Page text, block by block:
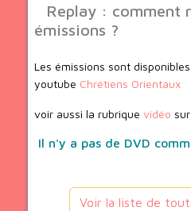
Replay : comment
émissions ?
Les émissions sont
youtube Chrétiens Orientaux
voir aussi la rubrique vidéo
Il n'y a pas de DVD
Voir la liste de